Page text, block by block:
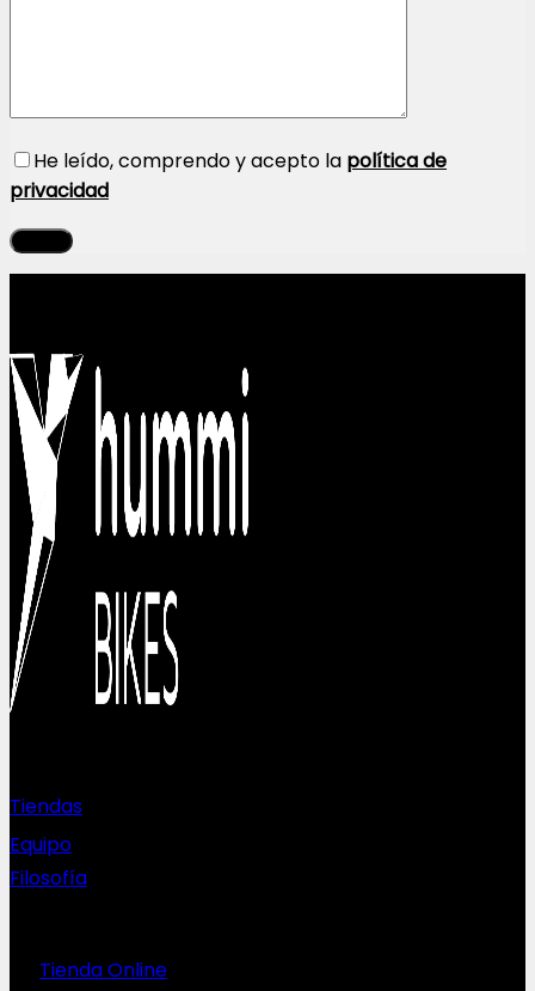
He leído, comprendo y acepto la política de
privacidad
Tiendas
Equipo
Filosofía
Tienda Online